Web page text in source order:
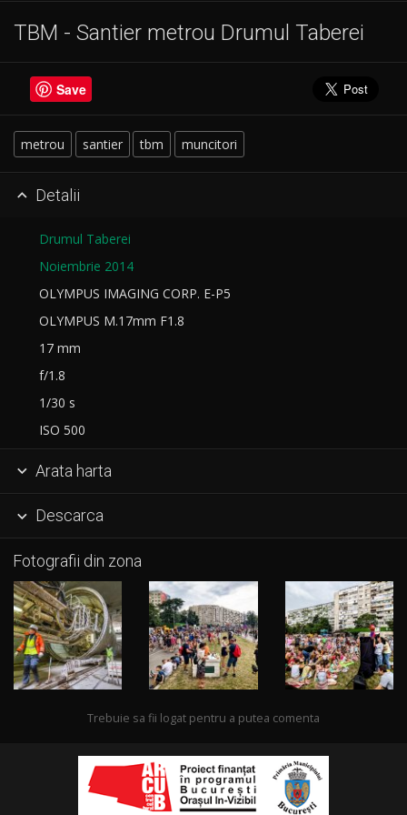
TBM - Santier metrou Drumul Taberei
Save
metrou santier tbm muncitori
 Detalii
Drumul Taberei
Noiembrie 2014
OLYMPUS IMAGING CORP. E-P5
OLYMPUS M.17mm F1.8
17 mm
f/1.8
1/30 s
ISO 500
 Arata harta
 Descarca
Fotografii din zona
Trebuie sa fii logat pentru a putea comenta